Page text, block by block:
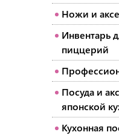
Ножи и
Инвентарь
пиццерий
Посуда и
японской
Кухонная